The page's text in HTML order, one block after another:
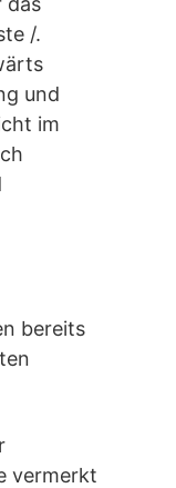
/.
und
im
bereits
vermerkt